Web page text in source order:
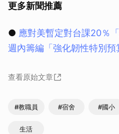
更多新聞推薦
● 應對美暫定對台課20％
週內籌編「強化韌性特別預
查看原始文章
#教職員 #宿舍 #國小
生活